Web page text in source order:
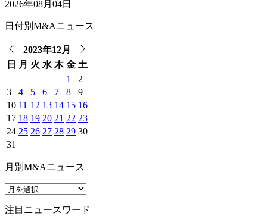
2026年08月04日
日付別M&Aニュース
2023年12月
日
月 火 水 木 金 土
1
2
3
4 5 6 7 8
9
10 11 12 13 14 15 16
17 18 19 20 21 22 23
24 25 26 27 28 29 30
31
月別M&Aニュース
注目ニュースワード